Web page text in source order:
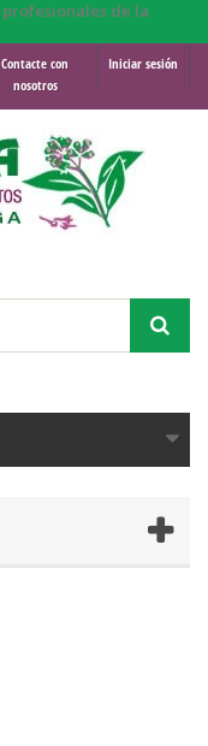
Iniciar sesión
Contacte con
nosotros